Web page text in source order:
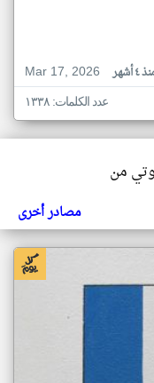
Mar 17, 2026
٤ أشهر
عدد الكلمات: ١٣٣٨
من
مصادر أخرى